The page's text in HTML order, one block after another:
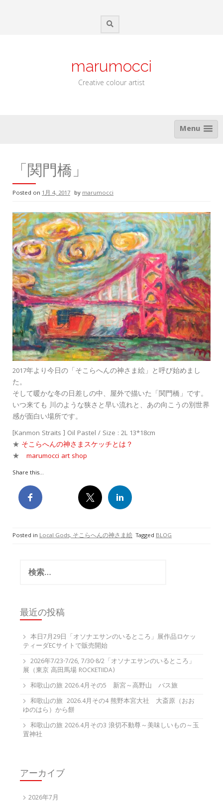
marumocci
Creative colour artist
Menu
「関門橋」
Posted on 1月 4, 2017 bymarumocci
2017年より今日の「そこらへんの神さま絵」と呼び始めまし
た。
そして暖かな冬の日差しの中、屋外で描いた「関門橋」です。
いつ来ても 川のような狭さと早い流れと、あの向こうの別世界
感が面白い場所です。
[Kanmon Straits ] Oil Pastel / Size : 2L 13*18cm
★ そこらへんの神さまスケッチとは？
★ marumocci art shop
Share this...
Posted in Local Gods, そこらへんの神さま絵 Tagged BLOG
最近の投稿
本日7月29日「オソナエサンのいるところ」展作品ロケッ
ティーダECサイトで販売開始
2026年7/23-7/26, 7/30-8/2「オソナエサンのいるところ」
展（東京 高田馬場 ROCKETIIDA)
和歌山の旅 2026.4月その5 新宮～高野山 バス旅
和歌山の旅 2026.4月その4 熊野本宮大社 大斎原（おお
ゆのはら）から餅
和歌山の旅 2026.4月その3 浪切不動尊～美味しいもの～玉
置神社
アーカイブ
2026年7月